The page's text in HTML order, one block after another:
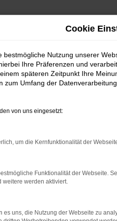
für
einen VW Golf Sportsvan.
ist clever, die
dritten Generation. Wir
überzeugt. Gerne beraten
Cookie
bestmögliche Nutzung unserer
Ihre Präferenzen und
späteren Zeitpunkt Ihre
zum Umfang der
von uns eingesetzt:
um die Kernfunktionalität der
Funktionalität der Webseite.
weitere werden aktiviert.
es uns, die Nutzung der Webseite zu